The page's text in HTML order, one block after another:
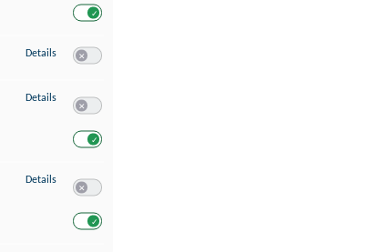
Details zu Messung der Performance von Inhalten
Details zu Analyse von Zielgruppen durch Statistiken oder Kombinationen von
Details zu Entwicklung und Verbesserung der Angebote